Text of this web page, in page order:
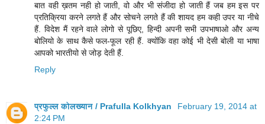
बात वही ख़तम नही हो जाती, वो और भी संजीदा हो जाती हैं जब हम इस पर
प्रतिक्रिया करने लगते हैं और सोचने लगते हैं की शायद हम कही उपर या नीचे
हैं. विदेश मैं रहने वाले लोगो से पूछिए, हिन्दी अपनी सभी उपभाषाओ और अन्य
बोलियो के साथ कैसे फल-फूल रही हैं. क्योंकि वहा कोई भी देसी बोली या भाषा
आपको भारतीयो से जोड़ देती हैं.
Reply
प्रफुल्ल कोलख्यान / Prafulla Kolkhyan
February 19, 2014 at
2:24 PM